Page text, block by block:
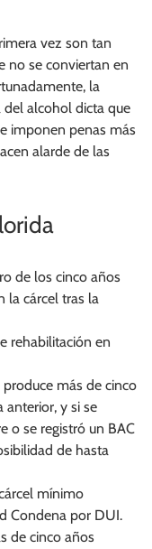
vez son tan
no se conviertan en
la
del alcohol dicta que
imponen penas más
alarde de las
de los cinco años
la cárcel tras la
rehabilitación en
más de cinco
anterior, y si se
o se registró un BAC
de hasta
mínimo
Condena por DUI.
de cinco años